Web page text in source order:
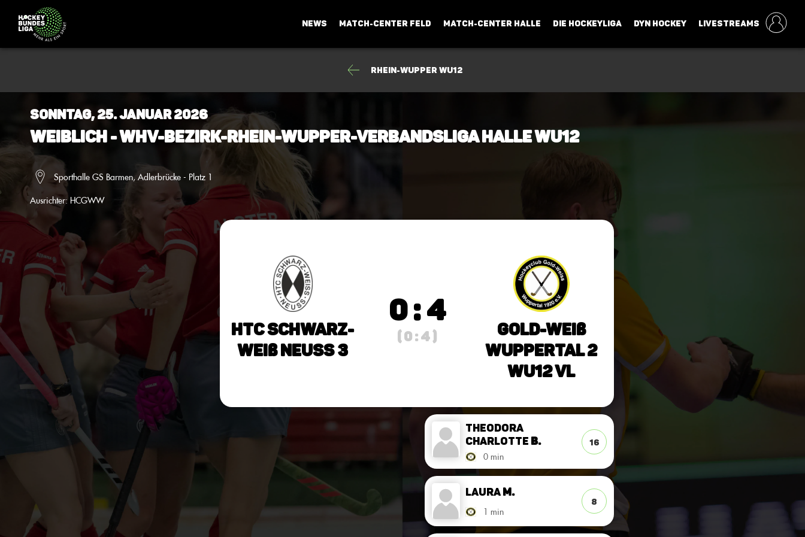
NEWS MATCH-CENTER FELD MATCH-CENTER HALLE DIE HOCKEYLIGA DYN HOCKEY LIVESTREAMS
Rhein-Wupper wU12
Sonntag, 25. Januar 2026
Weiblich - WHV-Bezirk-Rhein-Wupper-Verbandsliga Halle wU12
Sporthalle GS Barmen, Adlerbrücke - Platz 1
Ausrichter:HCGWW
HTC Schwarz-
Weiß Neuss 3
0 : 4
( 0 : 4 )
Gold-Weiß
Wuppertal 2
wU12 VL
Theodora
Charlotte B.
0 min
16
LauraM.
1 min
8